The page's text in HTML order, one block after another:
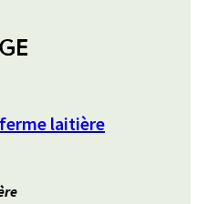
laitière